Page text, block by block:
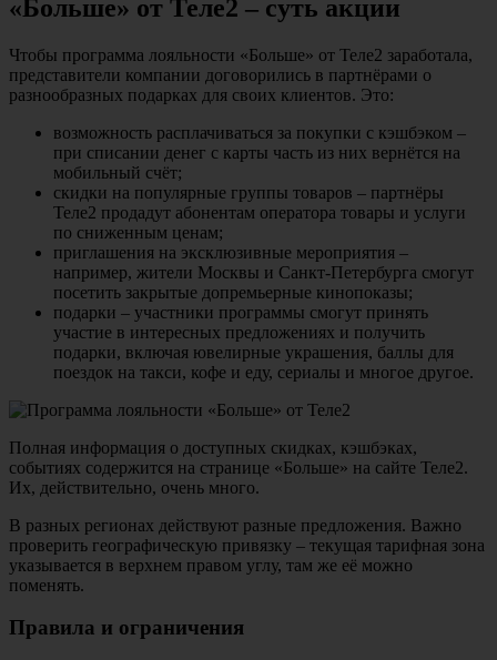
«Больше» от Теле2 – суть акции
Чтобы программа лояльности «Больше» от Теле2 заработала,
представители компании договорились в партнёрами о
разнообразных подарках для своих клиентов. Это:
возможность расплачиваться за покупки с кэшбэком –
при списании денег с карты часть из них вернётся на
мобильный счёт;
скидки на популярные группы товаров – партнёры
Теле2 продадут абонентам оператора товары и услуги
по сниженным ценам;
приглашения на эксклюзивные мероприятия –
например, жители Москвы и Санкт-Петербурга смогут
посетить закрытые допремьерные кинопоказы;
подарки – участники программы смогут принять
участие в интересных предложениях и получить
подарки, включая ювелирные украшения, баллы для
поездок на такси, кофе и еду, сериалы и многое другое.
Полная информация о доступных скидках, кэшбэках,
событиях содержится на странице «Больше» на сайте Теле2.
Их, действительно, очень много.
В разных регионах действуют разные предложения. Важно
проверить географическую привязку – текущая тарифная зона
указывается в верхнем правом углу, там же её можно
поменять.
Правила и ограничения